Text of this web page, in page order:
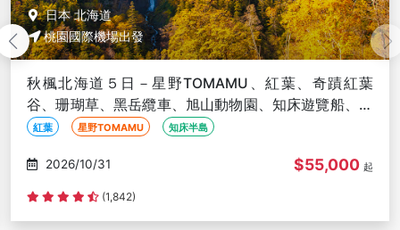
日本 北海道
桃園國際機場出發
秋楓北海道５日－星野TOMAMU、紅葉、奇蹟紅葉
谷、珊瑚草、黑岳纜車、旭山動物園、知床遊覽船、海
鮮螃蟹和牛吃到飽
紅葉 星野TOMAMU 知床半島
2026/10/31 $55,000 起
(1,842)